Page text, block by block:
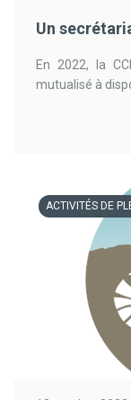
Un
En 2022, la
mutualisé à
ACTIVITÉS DE